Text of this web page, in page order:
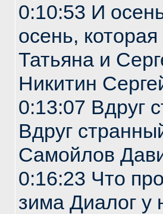
0:10:53 И
осень,
Татьяна и
Никитин
0:13:07 Вдруг
Вдруг
Самойлов
0:16:23 Что
зима Диалог у